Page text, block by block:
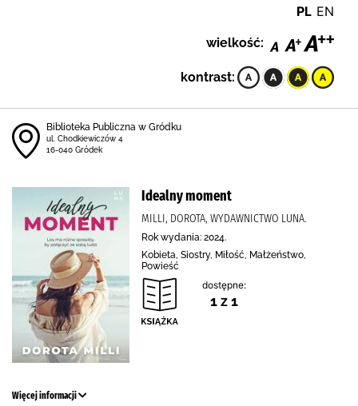
PL EN
wielkość:
kontrast:
Biblioteka Publiczna w Gródku
ul. Chodkiewiczów 4
16-040 Gródek
Idealny moment
MILLI, DOROTA, WYDAWNICTWO LUNA.
Rok wydania: 2024.
Kobieta, Siostry, Miłość, Małżeństwo,
Powieść
dostępne:
1 z 1
Więcej informacji